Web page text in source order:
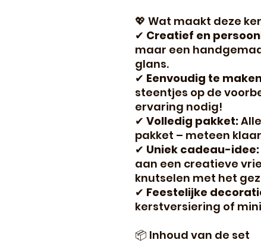
💖 Wat maakt deze
✔ Creatief en
maar een
glans.
✔ Eenvoudig te
steentjes op de
ervaring nodig!
✔ Volledig pakket:
pakket – meteen
✔ Uniek cadeau-idee:
aan een creatieve
knutselen met het
✔ Feestelijke
kerstversiering of
📦 Inhoud van de set